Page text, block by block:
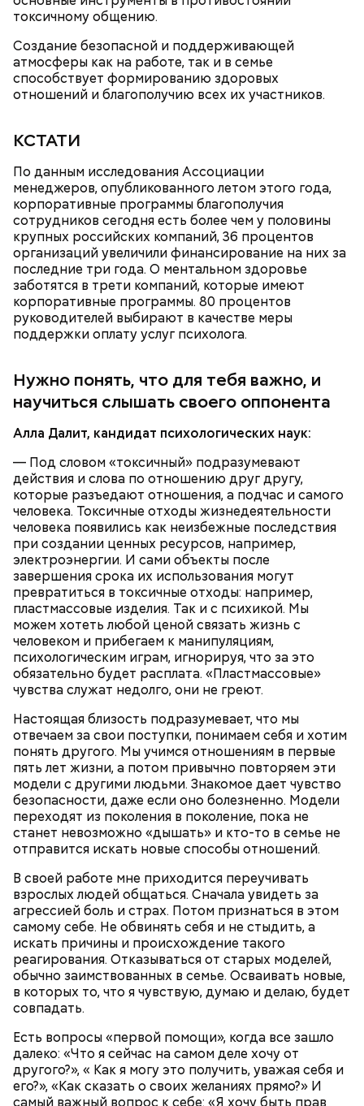
токсичному общению.
Создание безопасной и поддерживающей
атмосферы как на работе, так и в семье
способствует формированию здоровых
отношений и благополучию всех их участников.
КСТАТИ
По данным исследования Ассоциации
менеджеров, опубликованного летом этого года,
корпоративные программы благополучия
сотрудников сегодня есть более чем у половины
крупных российских компаний, 36 процентов
организаций увеличили финансирование на них за
последние три года. О ментальном здоровье
заботятся в трети компаний, которые имеют
корпоративные программы. 80 процентов
руководителей выбирают в качестве меры
поддержки оплату услуг психолога.
Нужно понять, что для тебя важно, и
научиться слышать своего оппонента
Алла Далит, кандидат психологических наук:
— Под словом «токсичный» подразумевают
действия и слова по отношению друг другу,
которые разъедают отношения, а подчас и самого
человека. Токсичные отходы жизнедеятельности
человека появились как неизбежные последствия
при создании ценных ресурсов, например,
электроэнергии. И сами объекты после
завершения срока их использования могут
превратиться в токсичные отходы: например,
пластмассовые изделия. Так и с психикой. Мы
можем хотеть любой ценой связать жизнь с
человеком и прибегаем к манипуляциям,
психологическим играм, игнорируя, что за это
обязательно будет расплата. «Пластмассовые»
чувства служат недолго, они не греют.
Настоящая близость подразумевает, что мы
отвечаем за свои поступки, понимаем себя и хотим
понять другого. Мы учимся отношениям в первые
пять лет жизни, а потом привычно повторяем эти
модели с другими людьми. Знакомое дает чувство
безопасности, даже если оно болезненно. Модели
переходят из поколения в поколение, пока не
станет невозможно «дышать» и кто-то в семье не
отправится искать новые способы отношений.
В своей работе мне приходится переучивать
взрослых людей общаться. Сначала увидеть за
агрессией боль и страх. Потом признаться в этом
самому себе. Не обвинять себя и не стыдить, а
искать причины и происхождение такого
реагирования. Отказываться от старых моделей,
обычно заимствованных в семье. Осваивать новые,
в которых то, что я чувствую, думаю и делаю, будет
совпадать.
Есть вопросы «первой помощи», когда все зашло
далеко: «Что я сейчас на самом деле хочу от
другого?», « Как я могу это получить, уважая себя и
его?», «Как сказать о своих желаниях прямо?» И
самый важный вопрос к себе: «Я хочу быть прав
может быть полезна. В первую очередь ее стоит
есть с осторожностью людям:
с сахарным диабетом;
лишним весом.
— В дыне содержится много сахара, который
представлен фруктозой. С одной стороны — это
хорошо, потому что дает энергию. Но важно
помнить, что сладкими дынями не нужно сильно
увлекаться, так же как и арбузами, людям с
сахарным диабетом и лишним весом, —
Терапевт Кондрахин назвал
продукты и напитки, которые
выводят токсины из организма
Ранние плоды, по словам врача, лучше не есть:
Чистит сосуды и защищает от
рака: чем полезен кресс-салат
— Наиболее распространенные борщ, щи, котлеты,
Вовсю идет и сезон черешни. «Вечерняя Москва»
узнала у врача — эндокринолога-диетолога
Натальи Лазуренко,как правильно есть эту ягодус
пользой для здоровья.